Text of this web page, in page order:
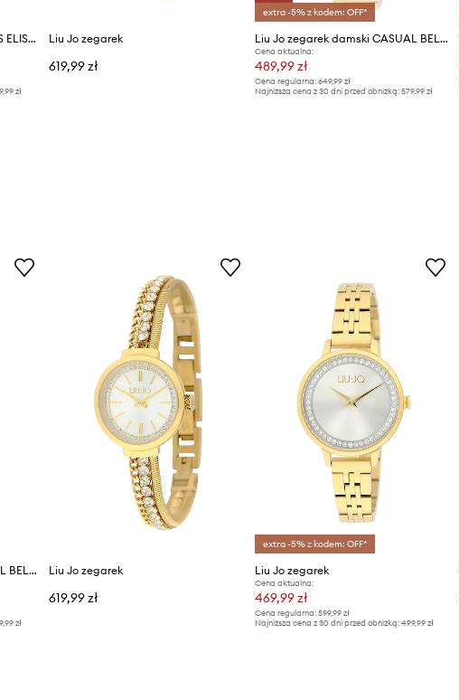
Liu Jo zegarek damski CHAINS ELISON
zł
Liu Jo zegarek
619,99 zł
extra -5% z kodem: OFF*
Liu Jo zegarek damski CASUAL BELMIRA
Cena aktualna:
489,99 zł
Cena regularna: 649,99 zł
Najniższa cena z 30 dni przed obniżką: 579,99 zł
Liu Jo zegarek damski CASUAL BELMIRA
zł
Liu Jo zegarek
619,99 zł
extra -5% z kodem: OFF*
Liu Jo zegarek
Cena aktualna:
469,99 zł
Cena regularna: 599,99 zł
Najniższa cena z 30 dni przed obniżką: 499,99 zł